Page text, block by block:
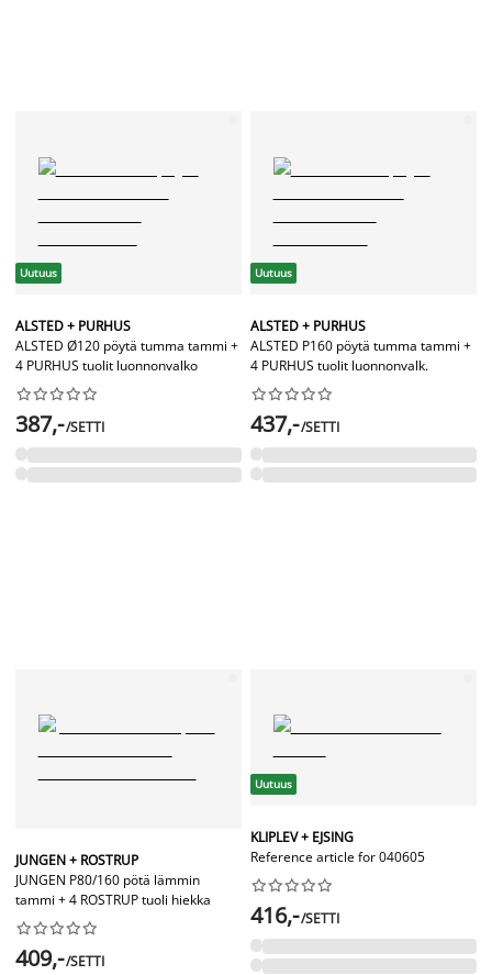
Uutuus
ALSTED + PURHUS
ALSTED Ø120 pöytä tumma tammi +
4 PURHUS tuolit luonnonvalko






387,-/SETTI
Uutuus
ALSTED + PURHUS
ALSTED P160 pöytä tumma tammi +
4 PURHUS tuolit luonnonvalk.






437,-/SETTI
JUNGEN + ROSTRUP
JUNGEN P80/160 pötä lämmin
tammi + 4 ROSTRUP tuoli hiekka






409,-/SETTI
Uutuus
KLIPLEV + EJSING
Reference article for 040605






416,-/SETTI